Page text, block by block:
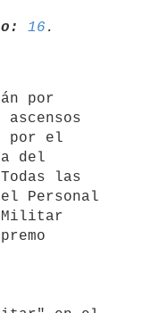
16
por el
del
las
Personal
Militar